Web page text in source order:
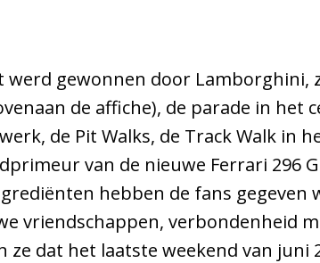
gewonnen door Lamborghini,
de affiche), de parade in het
de Pit Walks, de Track Walk in
van de nieuwe Ferrari 296
hebben de fans gegeven
vriendschappen, verbondenheid
dat het laatste weekend van juni